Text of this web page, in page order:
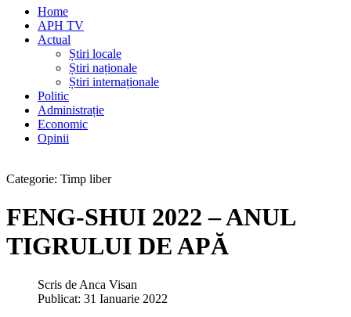
Home
APH TV
Actual
Știri locale
Știri naționale
Știri internaționale
Politic
Administrație
Economic
Opinii
Categorie: Timp liber
FENG-SHUI 2022 – ANUL
TIGRULUI DE APĂ
Scris de Anca Visan
Publicat: 31 Ianuarie 2022